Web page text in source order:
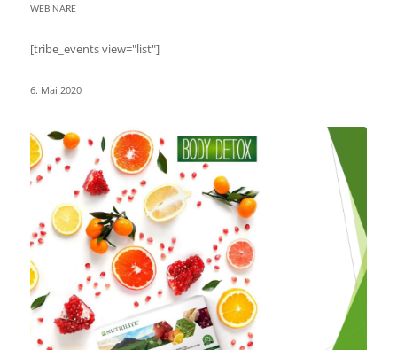
WEBINARE
[tribe_events view="list"]
6. Mai 2020